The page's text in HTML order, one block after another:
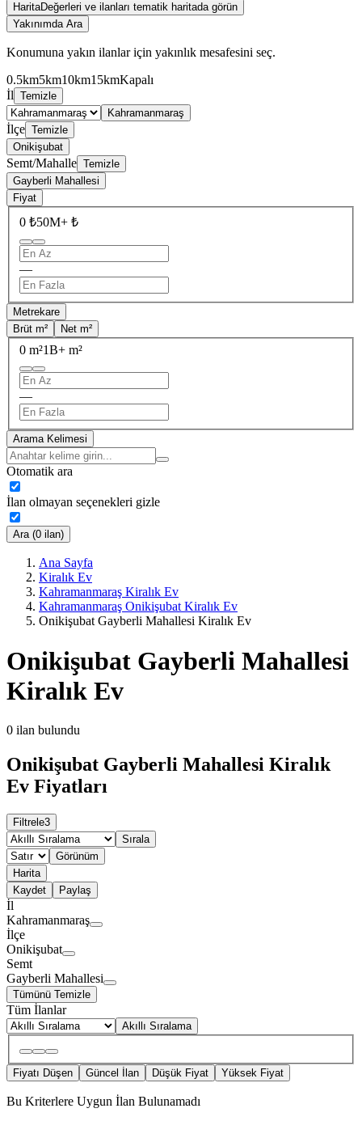
HaritaDeğerleri ve ilanları tematik haritada görün
Yakınımda Ara
Konumuna yakın ilanlar için yakınlık mesafesini seç.
0.5km5km10km15kmKapalı
İl Temizle
Kahramanmaraş
İlçe Temizle
Onikişubat
Semt/Mahalle Temizle
Gayberli Mahallesi
Fiyat
0 ₺50M+ ₺
—
Metrekare
Brüt m²
Net m²
0 m²1B+ m²
—
Arama Kelimesi
Otomatik ara
İlan olmayan seçenekleri gizle
Ara (0 ilan)
Ana Sayfa
Kiralık Ev
Kahramanmaraş Kiralık Ev
Kahramanmaraş Onikişubat Kiralık Ev
Onikişubat Gayberli Mahallesi Kiralık Ev
Onikişubat Gayberli Mahallesi
Kiralık Ev
0 ilan bulundu
Onikişubat Gayberli Mahallesi Kiralık
Ev Fiyatları
Filtrele3
Sırala
Görünüm
Harita
Kaydet
Paylaş
İl
Kahramanmaraş
İlçe
Onikişubat
Semt
Gayberli Mahallesi
Tümünü Temizle
Tüm İlanlar
Akıllı Sıralama
Fiyatı Düşen Güncel İlan Düşük Fiyat Yüksek Fiyat
Bu Kriterlere Uygun İlan Bulunamadı